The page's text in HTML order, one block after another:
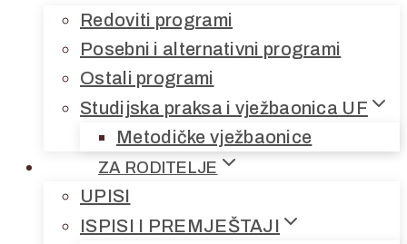
Redoviti programi
Posebni i alternativni programi
Ostali programi
Studijska praksa i vježbaonica UF
Metodičke vježbaonice
ZA RODITELJE
UPISI
ISPISI I PREMJEŠTAJI